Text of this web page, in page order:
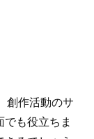
創作活動のサ
も役立ちま